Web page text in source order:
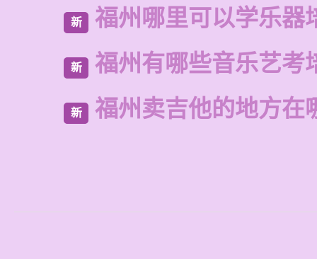
新 福州哪里可以学乐器
新 福州有哪些音乐艺考
新 福州卖吉他的地方在